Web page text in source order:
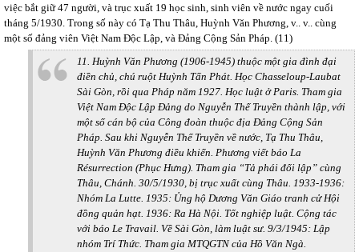
việc bắt giữ 47 người, và trục xuất 19 học sinh, sinh viên về nước ngay cuối
tháng 5/1930. Trong số này có Tạ Thu Thâu, Huỳnh Văn Phương, v.. v.. cùng
một số đảng viên Việt Nam Độc Lập, và Đảng Cộng Sản Pháp. (11)
11. Huỳnh Văn Phương (1906-1945) thuộc một gia đình đại
điền chủ, chú ruột Huỳnh Tấn Phát. Học Chasseloup-Laubat
Sài Gòn, rồi qua Pháp năm 1927. Học luật ở Paris. Tham gia
Việt Nam Độc Lập Đảng do Nguyễn Thế Truyền thành lập, với
một số cán bộ của Công đoàn thuộc địa Đảng Cộng Sản
Pháp. Sau khi Nguyễn Thế Truyền về nước, Tạ Thu Thâu,
Huỳnh Văn Phương điều khiển. Phương viết báo La
Résurrection (Phục Hưng). Tham gia “Tả phái đối lập” cùng
Thâu, Chánh. 30/5/1930, bị trục xuất cùng Thâu. 1933-1936:
Nhóm La Lutte. 1935: Ủng hộ Dương Văn Giáo tranh cử Hội
đồng quản hạt. 1936: Ra Hà Nội. Tốt nghiệp luật. Cộng tác
với báo Le Travail. Về Sài Gòn, làm luật sư. 9/3/1945: Lập
nhóm Trí Thức. Tham gia MTQGTN của Hồ Văn Ngà.